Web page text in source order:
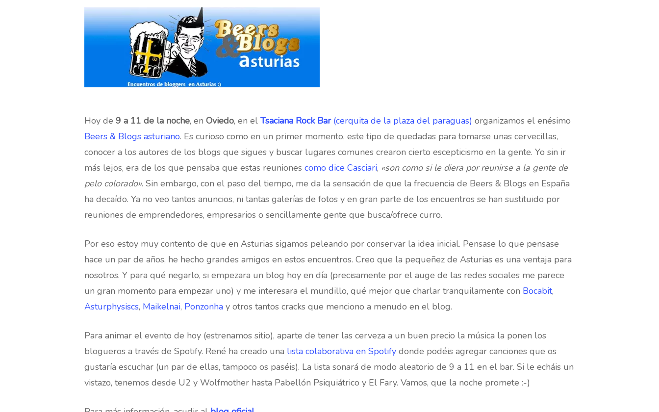
Hit enter to search or ESC to close
Hoy de 9 a 11 de la noche, en Oviedo, en el Tsaciana Rock Bar(cerquita de la plaza del paraguas) organizamos el enésimo
Beers & Blogs asturiano. Es curioso como en un primer momento, este tipo de quedadas para tomarse unas cervecillas,
conocer a los autores de los blogs que sigues y buscar lugares comunes crearon cierto escepticismo en la gente. Yo sin ir
más lejos, era de los que pensaba que estas reuniones como dice Casciari, «son como si le diera por reunirse a la gente de
pelo colorado». Sin embargo, con el paso del tiempo, me da la sensación de que la frecuencia de Beers & Blogs en España
ha decaído. Ya no veo tantos anuncios, ni tantas galerías de fotos y en gran parte de los encuentros se han sustituido por
reuniones de emprendedores, empresarios o sencillamente gente que busca/ofrece curro.
Por eso estoy muy contento de que en Asturias sigamos peleando por conservar la idea inicial. Pensase lo que pensase
hace un par de años, he hecho grandes amigos en estos encuentros. Creo que la pequeñez de Asturias es una ventaja para
nosotros. Y para qué negarlo, si empezara un blog hoy en día (precisamente por el auge de las redes sociales me parece
un gran momento para empezar uno) y me interesara el mundillo, qué mejor que charlar tranquilamente con Bocabit,
Asturphysiscs, Maikelnai, Ponzonha y otros tantos cracks que menciono a menudo en el blog.
Para animar el evento de hoy (estrenamos sitio), aparte de tener las cerveza a un buen precio la música la ponen los
blogueros a través de Spotify. René ha creado una lista colaborativa en Spotify donde podéis agregar canciones que os
gustaría escuchar (un par de ellas, tampoco os paséis). La lista sonará de modo aleatorio de 9 a 11 en el bar. Si le echáis un
vistazo, tenemos desde U2 y Wolfmother hasta Pabellón Psiquiátrico y El Fary. Vamos, que la noche promete :-)